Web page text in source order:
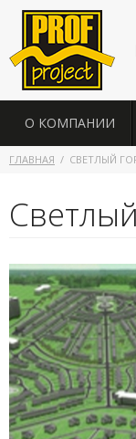
О КОМПАНИИ
ГЛАВНАЯ СВЕТЛЫЙ